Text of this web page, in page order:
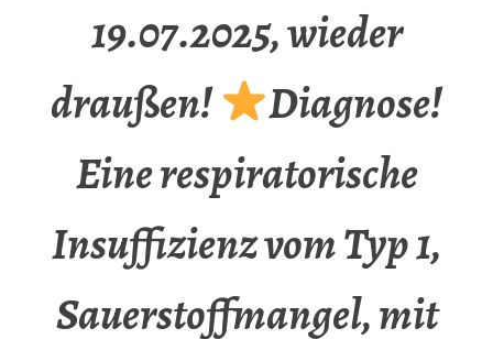
19.07.2025, wieder
draußen!
Diagnose!
Eine respiratorische
Insuffizienz vom Typ 1,
Sauerstoffmangel, mit